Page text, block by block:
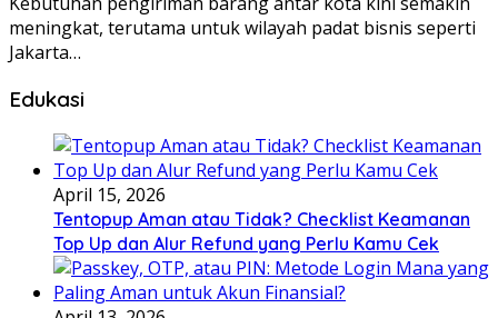
meningkat, terutama untuk wilayah padat bisnis seperti
Jakarta…
Edukasi
April 15, 2026
Tentopup Aman atau Tidak? Checklist Keamanan
Top Up dan Alur Refund yang Perlu Kamu Cek